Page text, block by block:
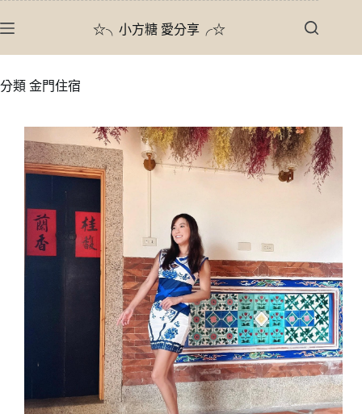
至
內
☆╮小方糖 愛分享╭☆
分類 金門住宿